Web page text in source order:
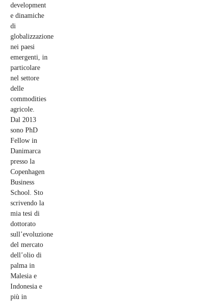
development
e dinamiche
di
globalizzazione
nei paesi
emergenti, in
particolare
nel settore
delle
commodities
agricole.
Dal 2013
sono PhD
Fellow in
Danimarca
presso la
Copenhagen
Business
School. Sto
scrivendo la
mia tesi di
dottorato
sull’evoluzione
del mercato
dell’olio di
palma in
Malesia e
Indonesia e
più in